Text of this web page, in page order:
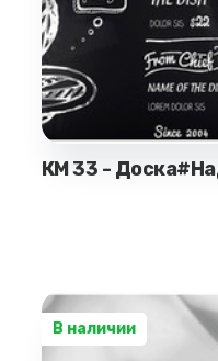
КМ 33 -
В наличии